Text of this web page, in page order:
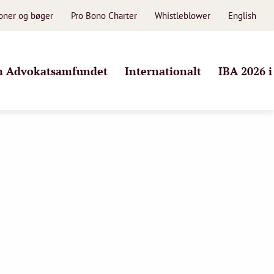
og bøger Pro Bono Charter Whistleblower English
Advokatsamfundet Internationalt IBA 2026